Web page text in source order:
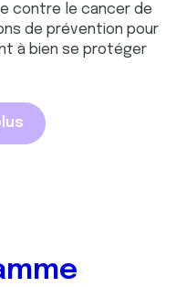
contre le cancer de
de prévention pour
à bien se protéger